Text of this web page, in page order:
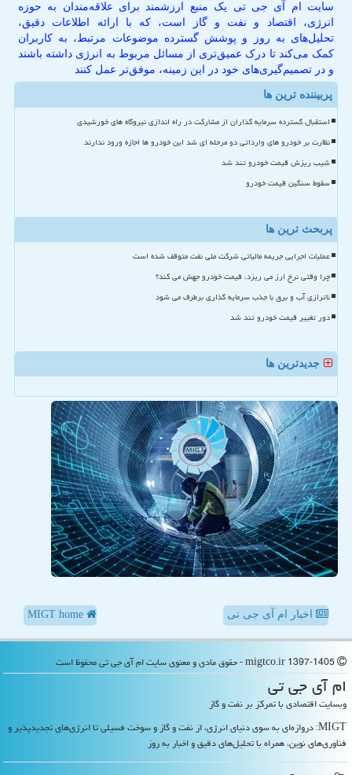
سایت ام آی جی تی یک منبع ارزشمند برای علاقه‌مندان به حوزه
انرژی، اقتصاد و نفت و گاز است، که با ارائه اطلاعات دقیق،
تحلیل‌های به روز و پوشش گسترده موضوعات مرتبط، به کاربران
کمک می‌کند تا درک عمیق‌تری از مسائل مربوط به انرژی داشته باشند
و در تصمیم‌گیری‌های خود در این زمینه، موفق‌تر عمل کنند
پربیننده ترین ها
استقبال گسترده سرمایه گذاران از مشارکت در راه اندازی نیروگاه های خورشیدی
نظارت بر خودرو های وارداتی دو مرحله ای شد این خودرو ها اجازه ورود ندارند
شیب ریزش قیمت خودرو تند شد
سقوط سنگین قیمت خودرو
پربحث ترین ها
عملیات اجرایی جریمه مالیاتی شرکت ملی نفت متوقف شده است
چرا وقتی نرخ ارز می ریزد، قیمت خودرو جهش می کند؟
ناترازی آب و برق با جذب سرمایه گذاری برطرف می شود
دور تغییر قیمت خودرو تند شد
جدیدترین ها
اخبار ام آی جی تی
ام آی جی تی
وبسایت اقتصادی با تمرکز بر نفت و گاز
MIGT: دروازه‌ای به سوی دنیای انرژی، از نفت و گاز و سوخت فسیلی تا انرژی‌های تجدیدپذیر و
فناوری‌های نوین، همراه با تحلیل‌های دقیق و اخبار به روز